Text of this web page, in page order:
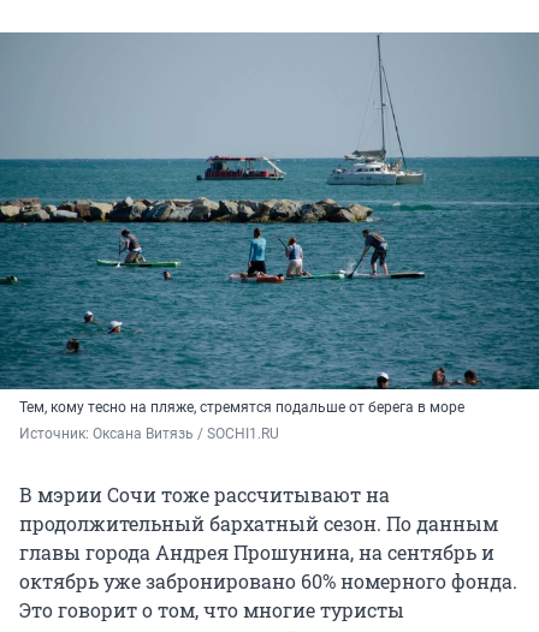
Тем, кому тесно на пляже, стремятся подальше от берега в море
Источник: Оксана Витязь / SOCHI1.RU
В мэрии Сочи тоже рассчитывают на
продолжительный бархатный сезон. По данным
главы города Андрея Прошунина, на сентябрь и
октябрь уже забронировано 60% номерного фонда.
Это говорит о том, что многие туристы